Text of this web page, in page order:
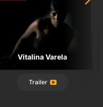
Vitalina Varela
Trailer